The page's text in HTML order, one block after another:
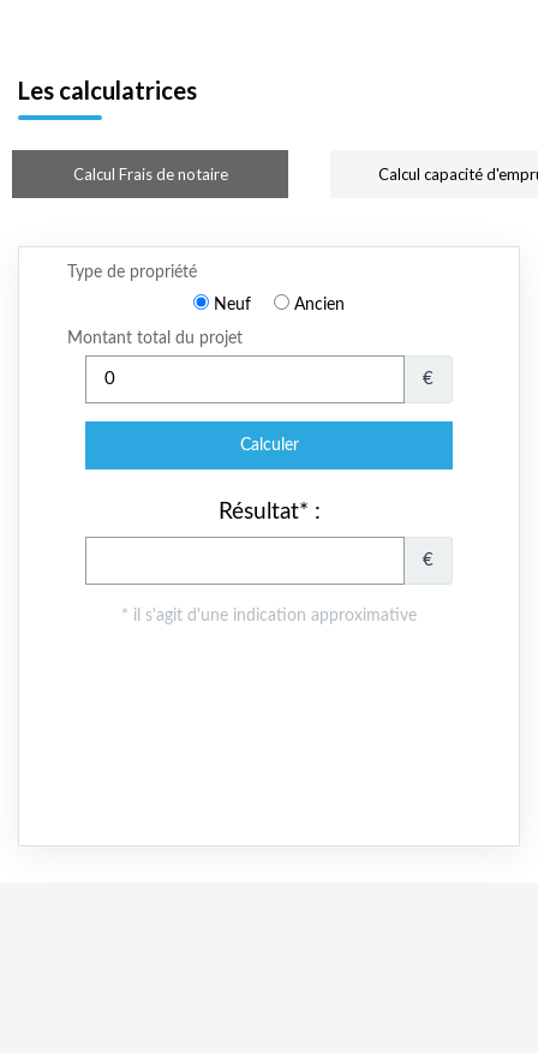
Les calculatrices
Calcul Frais de notaire Calcul capacité